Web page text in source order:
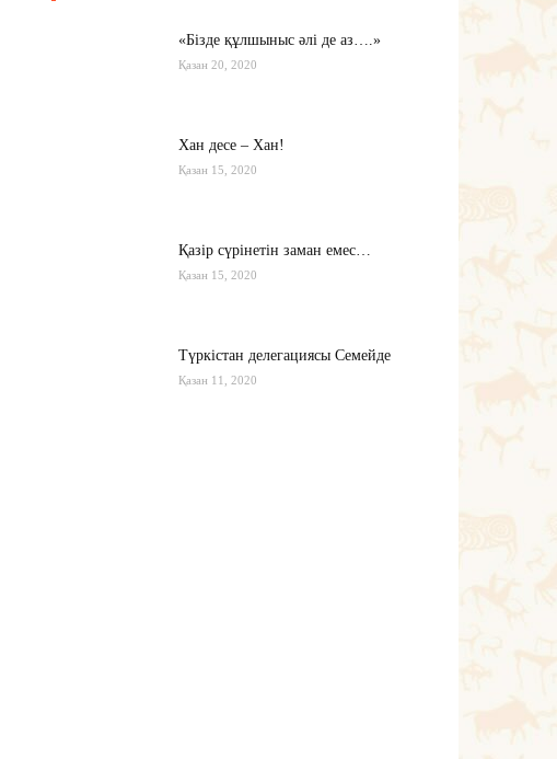
«Бізде құлшыныс әлі де аз….»
Қазан 20, 2020
Хан десе – Хан!
Қазан 15, 2020
Қазір сүрінетін заман емес…
Қазан 15, 2020
Түркістан делегациясы Семейде
Қазан 11, 2020